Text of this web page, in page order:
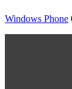
Windows Phone